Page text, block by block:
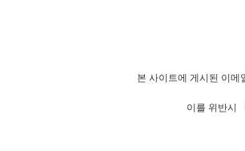
본 사이트에 게시된 이메
이를 위반시